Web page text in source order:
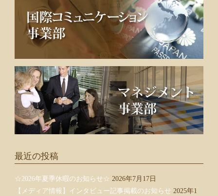
最近の投稿
☆2026年夏季休暇のお知らせ☆ 2026年7月17日
【メディア情報】インタビュー記事掲載のお知らせ 2025年1